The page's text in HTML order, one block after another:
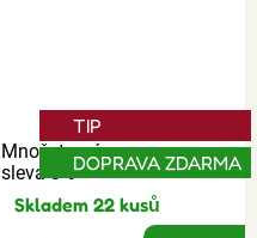
Množstevní
sleva 3%
TIP
DOPRAVA ZDARMA
Skladem 22 kusů